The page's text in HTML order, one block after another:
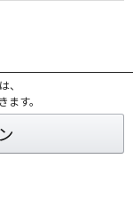
、
す。